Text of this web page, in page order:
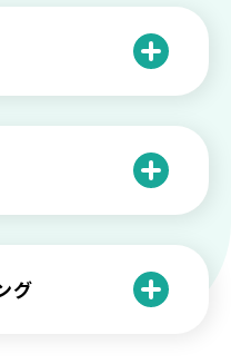
…でもどうすれ
すための3ステッ
れない！という人
人の2つの違い
当に？「自分は
…好きな人が頭か
かないと感じる
史と日本におけ
ー資格のまとめ
ない？効果半減
は遅れてる？理由
ンセリングの違
き方は？こんな
直る過程と具体的
トを失った時の症
ウンセリングの敷
グ